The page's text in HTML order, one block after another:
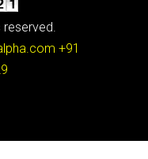
reserved.
+91